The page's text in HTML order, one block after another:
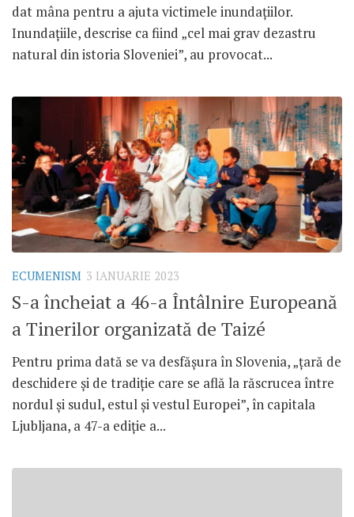
dat mâna pentru a ajuta victimele inundațiilor.
Inundațiile, descrise ca fiind „cel mai grav dezastru
natural din istoria Sloveniei”, au provocat...
ECUMENISM 3 IANUARIE 2023
S-a încheiat a 46-a Întâlnire Europeană
a Tinerilor organizată de Taizé
Pentru prima dată se va desfășura în Slovenia, „țară de
deschidere și de tradiție care se află la răscrucea între
nordul și sudul, estul și vestul Europei”, în capitala
Ljubljana, a 47-a ediție a...